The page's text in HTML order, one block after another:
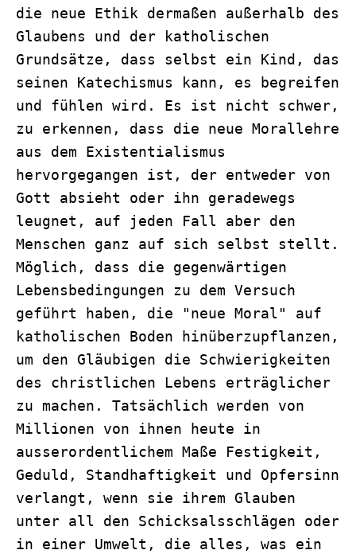
die neue Ethik dermaßen außerhalb des
Glaubens und der katholischen
Grundsätze, dass selbst ein Kind, das
seinen Katechismus kann, es begreifen
und fühlen wird. Es ist nicht schwer,
zu erkennen, dass die neue Morallehre
aus dem Existentialismus
hervorgegangen ist, der entweder von
Gott absieht oder ihn geradewegs
leugnet, auf jeden Fall aber den
Menschen ganz auf sich selbst stellt.
Möglich, dass die gegenwärtigen
Lebensbedingungen zu dem Versuch
geführt haben, die "neue Moral" auf
katholischen Boden hinüberzupflanzen,
um den Gläubigen die Schwierigkeiten
des christlichen Lebens erträglicher
zu machen. Tatsächlich werden von
Millionen von ihnen heute in
ausserordentlichem Maße Festigkeit,
Geduld, Standhaftigkeit und Opfersinn
verlangt, wenn sie ihrem Glauben
unter all den Schicksalsschlägen oder
in einer Umwelt, die alles, was ein